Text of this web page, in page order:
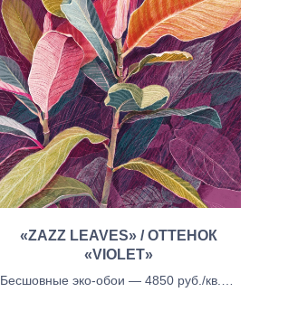
«ZAZZ LEAVES» / ОТТЕНОК
«VIOLET»
Бесшовные эко-обои — 4850 руб./кв.м.,